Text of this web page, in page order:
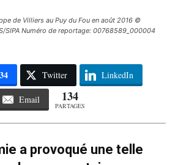
de Villiers au Puy du Fou en août 2016 ©
SIPA Numéro de reportage: 00768589_000004
Twitter LinkedIn
Email 134
PARTAGES
a provoqué une telle